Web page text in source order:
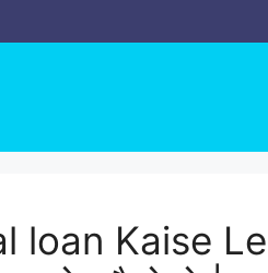
loan Kaise Le |